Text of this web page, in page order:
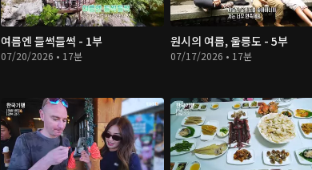
여름엔 들썩들썩 - 1부
07/20/2026 • 17분
원시의 여름, 울릉도 - 5부
07/17/2026 • 17분